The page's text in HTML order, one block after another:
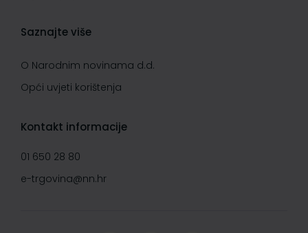
Saznajte više
O Narodnim novinama d.d.
Opći uvjeti korištenja
Kontakt informacije
01 650 28 80
e-trgovina@nn.hr